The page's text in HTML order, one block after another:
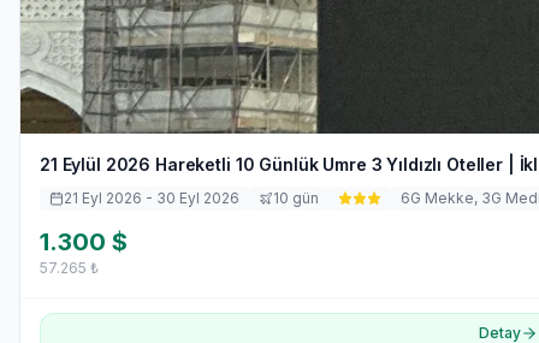
21 Eylül 2026 Hareketli 10 Günlük Umre 3 Yıldızlı Oteller |
21 Eyl 2026 - 30 Eyl 2026 10 gün 6G Mekke, 3G
1.300 $
57.265 ₺
Detay